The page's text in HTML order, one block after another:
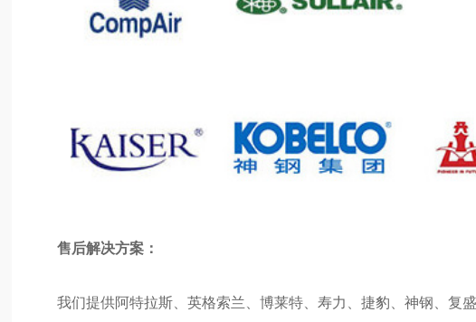
售后解决方案：
我们提供阿特拉斯、英格索兰、博莱特、寿力、捷豹、神钢、复